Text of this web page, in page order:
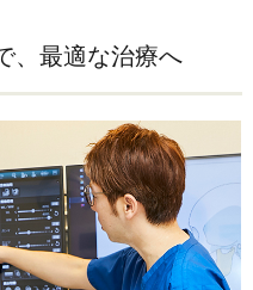
、最適な治療へ